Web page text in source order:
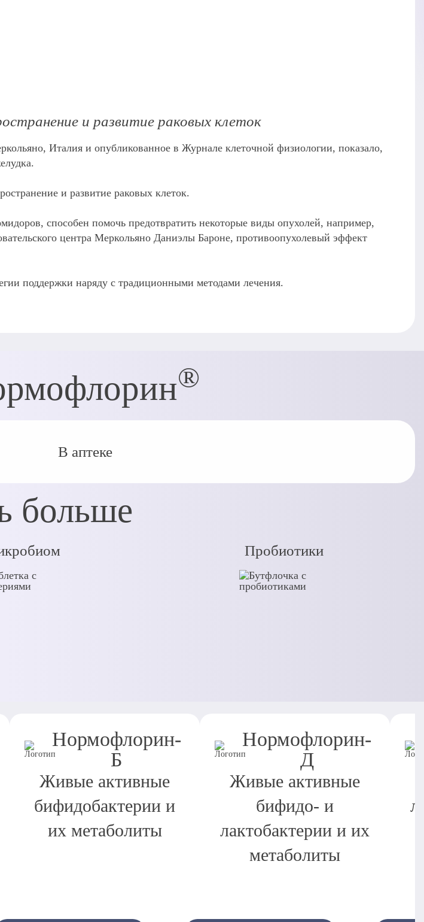
и развитие раковых клеток
Италия и опубликованное в Журнале клеточной физиологии, показало,
и развитие раковых клеток.
способен помочь предотвратить некоторые виды опухолей, например,
центра Меркольяно Даниэлы Бароне, противоопухолевый эффект
поддержки наряду с традиционными методами лечения.
®
В аптеке
больше
Пробиотики
Нормофлорин-
Б
Живые активные
бифидобактерии и
их метаболиты
Нормофлорин-
Д
Живые активные
бифидо- и
лактобактерии и их
метаболиты